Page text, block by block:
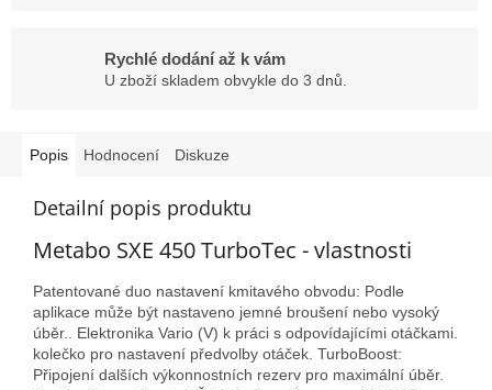
Rychlé dodání až k vám
U zboží skladem obvykle do 3 dnů.
Popis Hodnocení Diskuze
Detailní popis produktu
Metabo SXE 450 TurboTec - vlastnosti
Patentované duo nastavení kmitavého obvodu: Podle
aplikace může být nastaveno jemné broušení nebo vysoký
úběr.. Elektronika Vario (V) k práci s odpovídajícími otáčkami.
kolečko pro nastavení předvolby otáček. TurboBoost:
Připojení dalších výkonnostních rezerv pro maximální úběr.